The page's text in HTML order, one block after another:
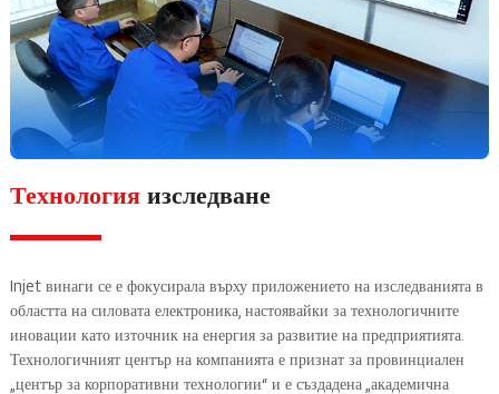
Технологияизследване
Injet винаги се е фокусирала върху приложението на изследванията в
областта на силовата електроника, настоявайки за технологичните
иновации като източник на енергия за развитие на предприятията.
Технологичният център на компанията е признат за провинциален
„център за корпоративни технологии“ и е създадена „академична